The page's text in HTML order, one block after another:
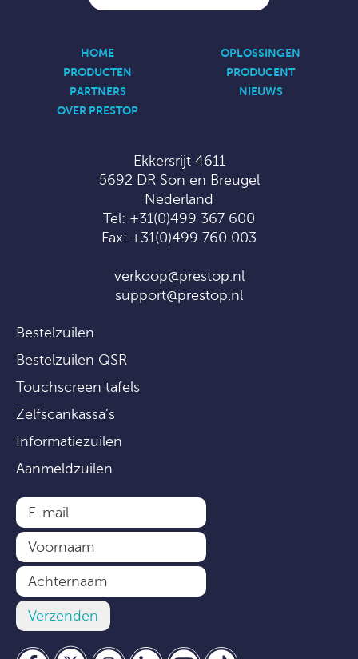
HOME
OPLOSSINGEN
PRODUCTEN
PRODUCENT
PARTNERS
NIEUWS
OVER PRESTOP
Ekkersrijt 4611
5692 DR Son en Breugel
Nederland
Tel: +31(0)499 367 600
Fax: +31(0)499 760 003
verkoop@prestop.nl
support@prestop.nl
Bestelzuilen
Bestelzuilen QSR
Touchscreen tafels
Zelfscankassa’s
Informatiezuilen
Aanmeldzuilen